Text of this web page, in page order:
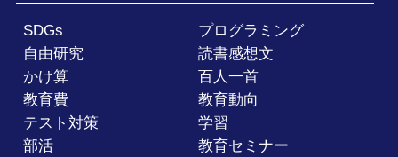
SDGs
プログラミング
自由研究
読書感想文
かけ算
百人一首
教育費
教育動向
テスト対策
学習
部活
教育セミナー